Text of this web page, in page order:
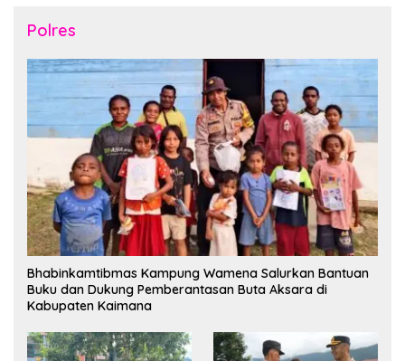
Polres
Bhabinkamtibmas Kampung Wamena Salurkan Bantuan
Buku dan Dukung Pemberantasan Buta Aksara di
Kabupaten Kaimana